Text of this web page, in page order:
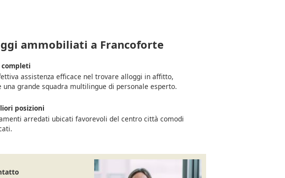
ammobiliati a Francoforte
completi
assistenza efficace nel trovare alloggi in affitto,
grande squadra multilingue di personale esperto.
posizioni
arredati ubicati favorevoli del centro città comodi